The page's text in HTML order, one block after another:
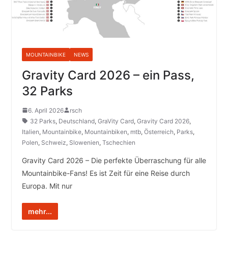
MOUNTAINBIKE NEWS
Gravity Card 2026 – ein Pass,
32 Parks
6. April 2026
rsch
32 Parks, Deutschland, GraVity Card, Gravity Card 2026,
Italien, Mountainbike, Mountainbiken, mtb, Österreich, Parks,
Polen, Schweiz, Slowenien, Tschechien
Gravity Card 2026 – Die perfekte Überraschung für alle
Mountainbike-Fans! Es ist Zeit für eine Reise durch
Europa. Mit nur
mehr...